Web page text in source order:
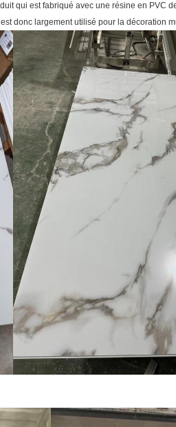
qui est fabriqué avec une résine en PVC
donc largement utilisé pour la décoration